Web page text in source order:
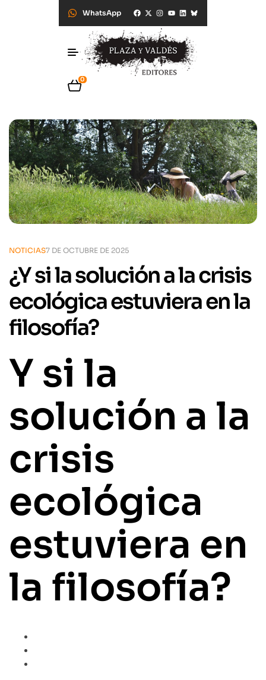
WhatsApp
0
NOTICIAS7 DE OCTUBRE DE 2025
¿Y si la solución a la crisis
ecológica estuviera en la
filosofía?
Y si la
solución a la
crisis
ecológica
estuviera en
la filosofía?